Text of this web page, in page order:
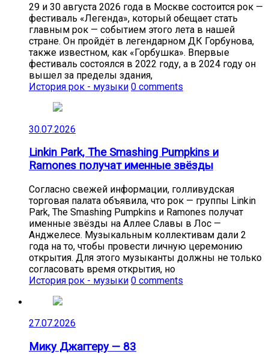
29 и 30 августа 2026 года в Москве состоится рок —
фестиваль «Легенда», который обещает стать
главным рок — событием этого лета в нашей
стране. Он пройдёт в легендарном ДК Горбунова,
также известном, как «Горбушка». Впервые
фестиваль состоялся в 2022 году, а в 2024 году он
вышел за пределы здания,
История рок - музыки 0 comments
30.07.2026
Linkin Park, The Smashing Pumpkins и
Ramones получат именные звёзды
Согласно свежей информации, голливудская
торговая палата объявила, что рок — группы Linkin
Park, The Smashing Pumpkins и Ramones получат
именные звёзды на Аллее Славы в Лос —
Анджелесе. Музыкальным коллективам дали 2
года на то, чтобы провести личную церемонию
открытия. Для этого музыканты должны не только
согласовать время открытия, но
История рок - музыки 0 comments
27.07.2026
Мику Джаггеру — 83